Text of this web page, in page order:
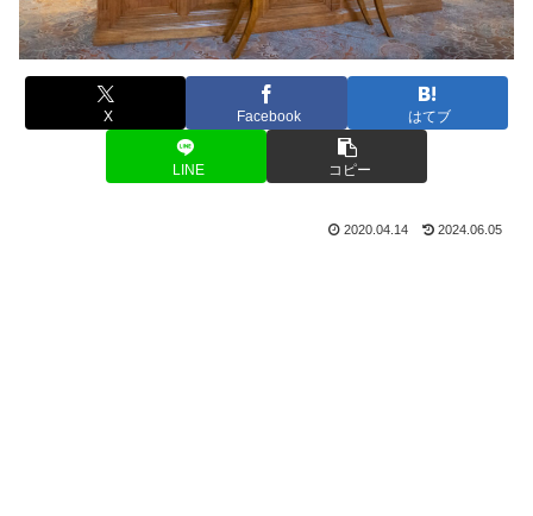
X Facebook はてブ
LINE コピー
2020.04.14 2024.06.05